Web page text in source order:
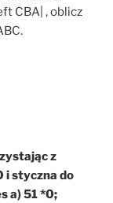
CBA| , oblicz
z
i styczna do
a) 51 *0;